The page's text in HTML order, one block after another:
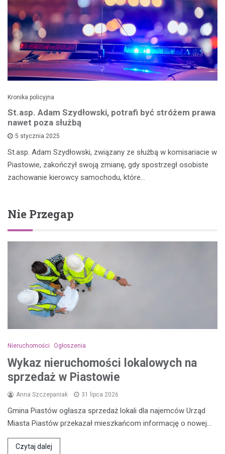
Kronika policyjna
St.asp. Adam Szydłowski, potrafi być stróżem prawa
nawet poza służbą
5 stycznia 2025
St.asp. Adam Szydłowski, związany ze służbą w komisariacie w
Piastowie, zakończył swoją zmianę, gdy spostrzegł osobiste
zachowanie kierowcy samochodu, które…
Nie Przegap
Nieruchomości Ogłoszenia
Wykaz nieruchomości lokalowych na
sprzedaż w Piastowie
Anna Szczepaniak 31 lipca 2026
Gmina Piastów ogłasza sprzedaż lokali dla najemców Urząd
Miasta Piastów przekazał mieszkańcom informację o nowej…
Czytaj dalej